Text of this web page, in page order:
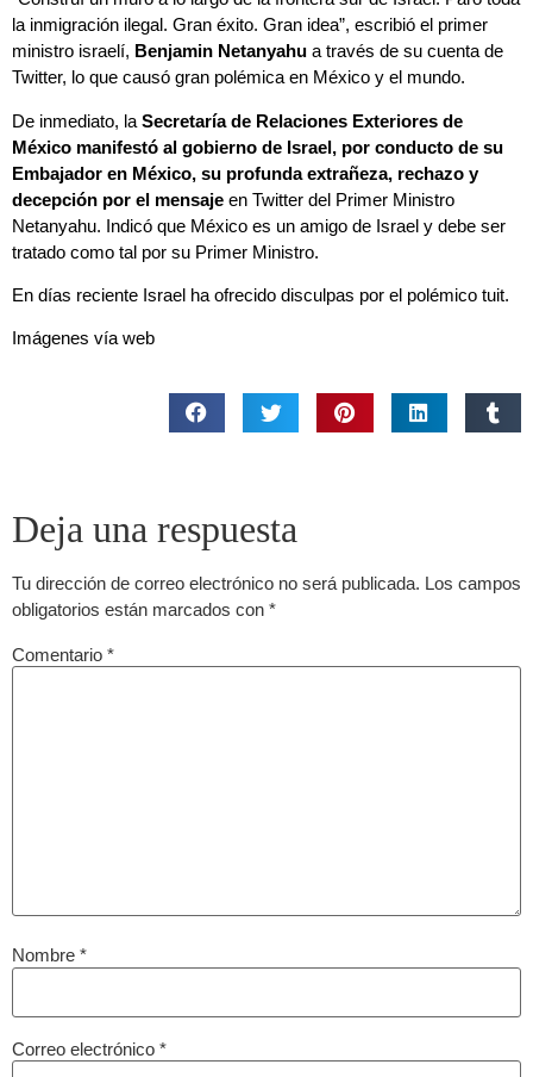
la inmigración ilegal. Gran éxito. Gran idea”, escribió el primer
ministro israelí, Benjamin Netanyahu a través de su cuenta de
Twitter, lo que causó gran polémica en México y el mundo.
De inmediato, la Secretaría de Relaciones Exteriores de
México manifestó al gobierno de Israel, por conducto de su
Embajador en México, su profunda extrañeza, rechazo y
decepción por el mensaje en Twitter del Primer Ministro
Netanyahu. Indicó que México es un amigo de Israel y debe ser
tratado como tal por su Primer Ministro.
En días reciente Israel ha ofrecido disculpas por el polémico tuit.
Imágenes vía web
Deja una respuesta
Tu dirección de correo electrónico no será publicada. Los campos
obligatorios están marcados con *
Comentario *
Nombre *
Correo electrónico *